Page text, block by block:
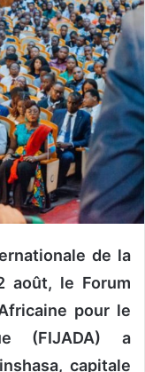
de la
août, le Forum
pour le
(FIJADA) a
capitale